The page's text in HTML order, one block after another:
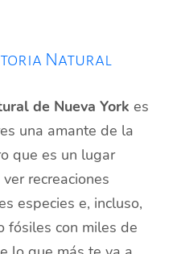
Natural
de Nueva York es
una amante de la
que es un lugar
recreaciones
especies e, incluso,
fósiles con miles de